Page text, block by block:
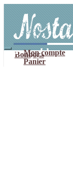
navigation
contenu
Mon compte
Panier
Bonbons